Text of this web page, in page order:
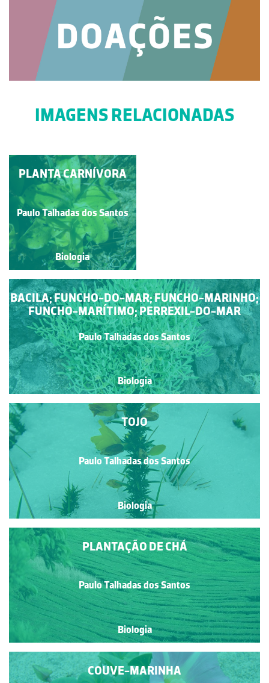
IMAGENS RELACIONADAS
PLANTAS DE DUNAS E
AREAIS
Rubim Manuel Almeida da
Silva
Biologia
BACILA; FUNCHO-DO-MAR; FUNCHO-MARINHO;
FUNCHO-MARÍTIMO; PERREXIL-DO-MAR
Paulo Talhadas dos Santos
Biologia
PLANTA CARNÍVORA
Paulo Talhadas dos Santos
Biologia
TOJO
Paulo Talhadas dos Santos
Biologia
PLANTAÇÃO DE CHÁ
Paulo Talhadas dos Santos
Biologia
COUVE-MARINHA